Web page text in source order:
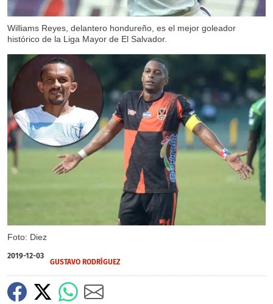
Williams Reyes, delantero hondureño, es el mejor goleador
histórico de la Liga Mayor de El Salvador.
Foto: Diez
2019-12-03
GUSTAVO RODRÍGUEZ